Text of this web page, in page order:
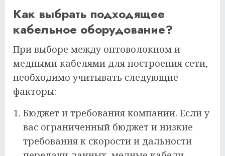
Как выбрать подходящее
кабельное оборудование?
При выборе между оптоволокном и
медными кабелями для построения сети,
необходимо учитывать следующие
факторы:
Бюджет и требования компании. Если у
вас ограниченный бюджет и низкие
требования к скорости и дальности